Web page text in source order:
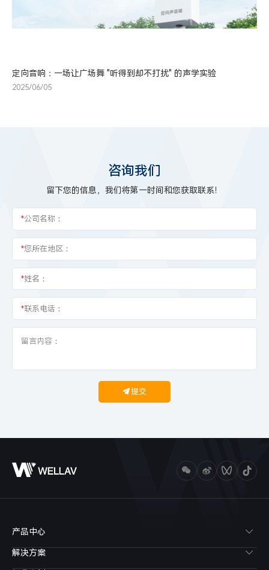
定向音响：一场让广场舞 "听得到却不打扰" 的声学实验
2025/06/05
咨询我们
留下您的信息，我们将第一时间和您获取联系！
*公司名称：
*您所在地区：
*姓名：
*联系电话：
提交
产品中心
解决方案